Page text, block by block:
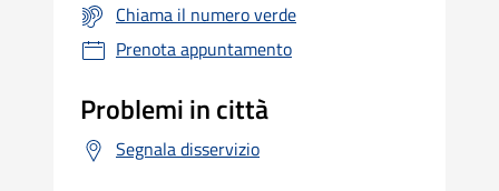
Chiama il numero verde
Prenota appuntamento
Problemi in città
Segnala disservizio